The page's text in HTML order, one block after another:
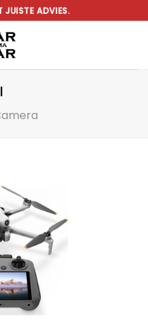
JUISTE ADVIES.